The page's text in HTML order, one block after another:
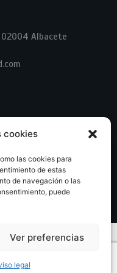
cookies
las cookies para
de estas
de navegación o las
puede
Ver preferencias
legal
02004 Albacete